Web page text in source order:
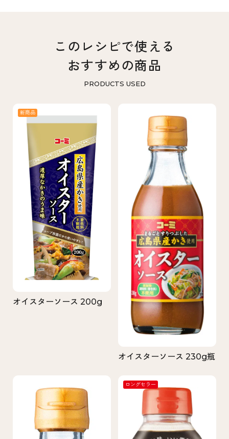
このレシピで使える
おすすめの商品
PRODUCTS USED
新商品
オイスターソース 200g
オイスターソース 230g瓶
ロングセラー